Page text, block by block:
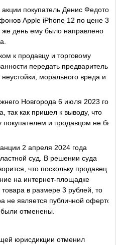
покупатель Денис Федотов
Apple iPhone 12 по цене 3
же день ему было направлено
к продавцу и торговому
передать предварительно
морального вреда и
Новгорода 6 июля 2023 года
так как пришел к выводу, что
и продавцом не был
2 апреля 2024 года
суд. В решении суда
что поскольку продавец
на интернет-площадке
в размере 3 рублей, то
не является публичной
были отменены.
юрисдикции отменил